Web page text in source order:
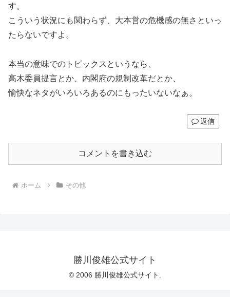
す。
こういう状況にも関わらず、大本営の危機感の無さといっ
たらないですよ。
本当の意味でのトピックスというなら、
高木委員提言とか、内閣府の規制改革だとか、
愉快なネタがいろいろあるのにもったいないなぁ。
返信
コメントを書き込む
ホーム その他
勝川俊雄公式サイト
© 2006 勝川俊雄公式サイト.